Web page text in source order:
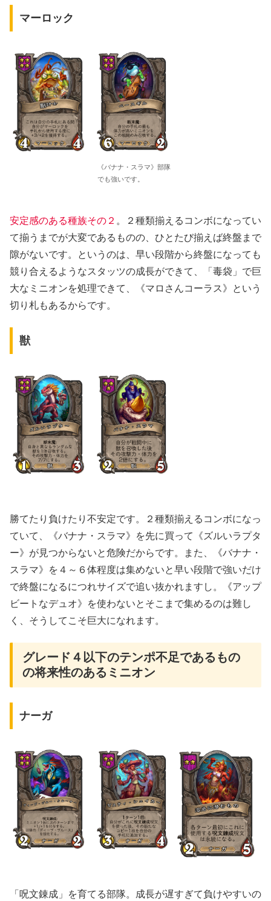
マーロック
《バナナ・スラマ》部隊
でも強いです。
安定感のある種族その２ 。２種類揃えるコンボになってい
て揃うまでが大変であるものの、ひとたび揃えば終盤まで
隙がないです。というのは、早い段階から終盤になっても
競り合えるようなスタッツの成長ができて、「毒袋」で巨
大なミニオンを処理できて、《マロさんコーラス》という
切り札もあるからです。
獣
勝てたり負けたり不安定です。２種類揃えるコンボになっ
ていて、《バナナ・スラマ》を先に買って《ズルいラプタ
ー》が見つからないと危険だからです。また、《バナナ・
スラマ》を４～６体程度は集めないと早い段階で強いだけ
で終盤になるにつれサイズで追い抜かれますし。《アップ
ビートなデュオ》を使わないとそこまで集めるのは難し
く、そうしてこそ巨大になれます。
グレード４以下のテンポ不足であるもの
の将来性のあるミニオン
ナーガ
「呪文錬成」を育てる部隊。成長が遅すぎて負けやすいの